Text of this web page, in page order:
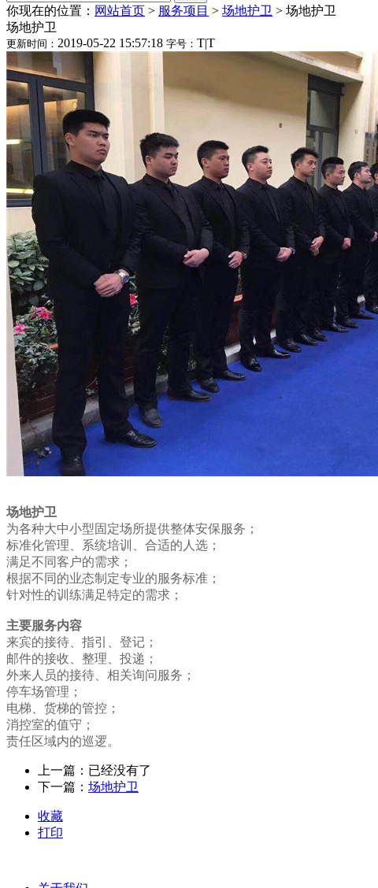
你现在的位置： 网站首页 > 服务项目 > 场地护卫 > 场地护卫
场地护卫
更新时间： 2019-05-22 15:57:18 字号： T|T
场地护卫
为各种大中小型固定场所提供整体安保服务；
标准化管理、系统培训、合适的人选；
满足不同客户的需求；
根据不同的业态制定专业的服务标准；
针对性的训练满足特定的需求；
主要服务内容
来宾的接待、指引、登记；
邮件的接收、整理、投递；
外来人员的接待、相关询问服务；
停车场管理；
电梯、货梯的管控；
消控室的值守；
责任区域内的巡逻。
上一篇：已经没有了
下一篇： 场地护卫
收藏
打印